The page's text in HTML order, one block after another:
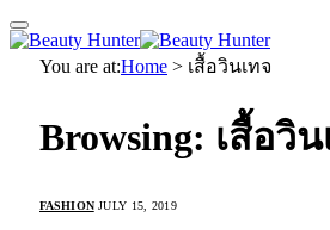
You are at:Home > เสื้อวินเทจ
Browsing: เสื้อวิน
FASHION JULY 15, 2019